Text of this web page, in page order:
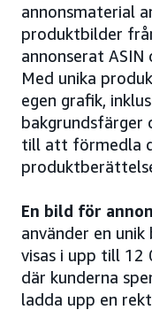
annonsmaterial
produktbilder
annonserat
Med unika
egen grafik,
till att förmedla
En bild för
använder en
visas i upp till 12
där kunderna
ladda upp en